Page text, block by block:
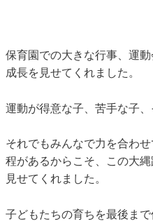
保育園での大きな行事、運
成長を見せてくれました。
運動が得意な子、苦手な子
それでもみんなで力を合わ
程があるからこそ、この大
見せてくれました。
子どもたちの育ちを最後ま